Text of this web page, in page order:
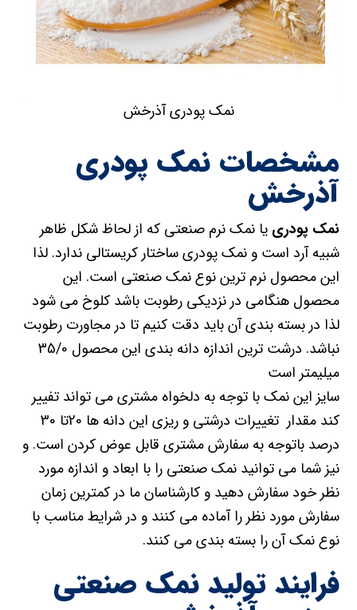
نمک پودری آذرخش
مشخصات نمک پودری
آذرخش
نمک پودری یا نمک نرم صنعتی که از لحاظ شکل ظاهر
شبیه آرد است و نمک پودری ساختار کریستالی ندارد. لذا
این محصول نرم ترین نوع نمک صنعتی است. این
محصول هنگامی در نزدیکی رطوبت باشد کلوخ می شود
لذا در بسته بندی آن باید دقت کنیم تا در مجاورت رطوبت
نباشد. درشت ترین اندازه دانه بندی این محصول 35/0
میلیمتر است
سایز این نمک با توجه به دلخواه مشتری می تواند تفییر
کند مقدار تغییرات درشتی و ریزی این دانه ها 20تا 30
درصد باتوجه به سفارش مشتری قابل عوض کردن است. و
نیز شما می توانید نمک صنعتی را با ابعاد و اندازه مورد
نظر خود سفارش دهید و کارشناسان ما در کمترین زمان
سفارش مورد نظر را آماده می کنند و در شرایط مناسب با
نوع نمک آن را بسته بندی می کنند.
فرایند تولید نمک صنعتی